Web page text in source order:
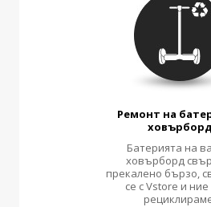
Ремонт на
ховърборд
Батерията на
ховърборд
прекалено бързо,
се с Vstore и